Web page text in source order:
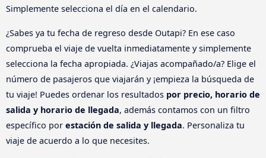
Simplemente selecciona el día en el calendario.
¿Sabes ya tu fecha de regreso desde Outapi? En ese caso
comprueba el viaje de vuelta inmediatamente y simplemente
selecciona la fecha apropiada. ¿Viajas acompañado/a? Elige el
número de pasajeros que viajarán y ¡empieza la búsqueda de
tu viaje! Puedes ordenar los resultados por precio, horario de
salida y horario de llegada, además contamos con un filtro
específico por estación de salida y llegada. Personaliza tu
viaje de acuerdo a lo que necesites.